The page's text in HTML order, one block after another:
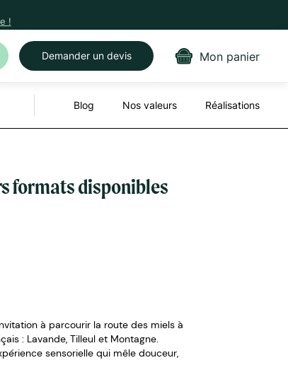
!
Demander un devis Mon panier
Blog Nos valeurs Réalisations
formats disponibles
à parcourir la route des miels à
: Lavande, Tilleul et Montagne.
sensorielle qui mêle douceur,